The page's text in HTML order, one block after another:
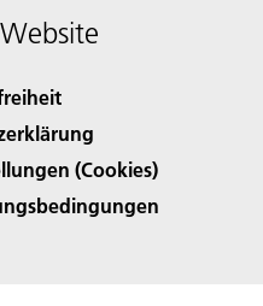
(Cookies)